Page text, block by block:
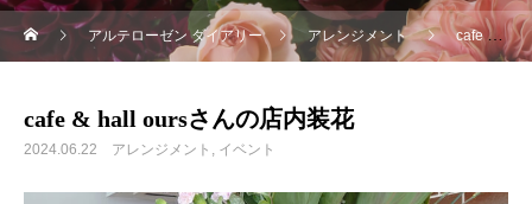
アルテローゼン ダイアリー アレンジメント cafe & hall oursさんの店内装花
cafe & hall oursさんの店内装花
2024.06.22 アレンジメント イベント